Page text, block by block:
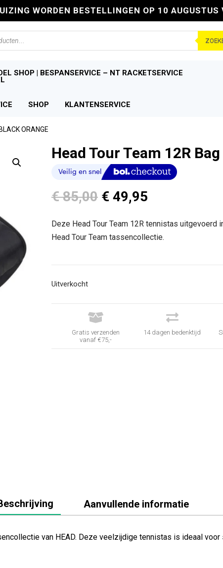
WORDEN BESTELLINGEN OP 10 AUGUSTUS
SHOP | BESPANSERVICE – NT RACKETSERVICE
SHOP KLANTENSERVICE
ORANGE
Head Tour Team 12R
€85,00 Oorspronkelijke
prijs
was:
€ 85,00.
€ 49,95
is:
€ 49,95.
Deze Head Tour Team 12R tennistas uitgevoerd
Head Tour Team tassencollectie.
Uitverkocht

Gratis verzenden
vanaf €75,-

14 dagen bedenktijd
Aanvullende informatie
van HEAD. Deze veelzijdige tennistas is ideaal